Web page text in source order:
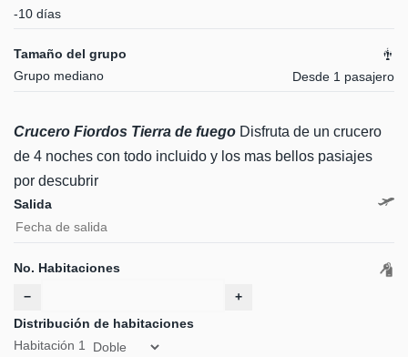
-10 días
Tamaño del grupo
Grupo mediano
Desde 1 pasajero
Crucero Fiordos Tierra de fuego Disfruta de un crucero
de 4 noches con todo incluido y los mas bellos pasiajes
por descubrir
Salida
No. Habitaciones
−
+
Distribución de habitaciones
Habitación 1